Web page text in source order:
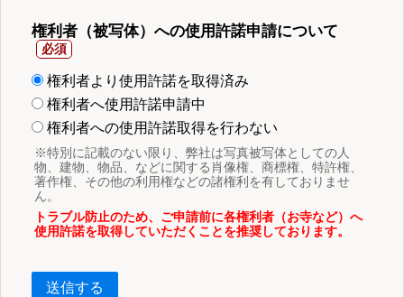
権利者（被写体）への使用許諾申請について
権利者より使用許諾を取得済み
権利者へ使用許諾申請中
権利者への使用許諾取得を行わない
※特別に記載のない限り、弊社は写真被写体としての人
物、建物、物品、などに関する肖像権、商標権、特許権、
著作権、その他の利用権などの諸権利を有しておりませ
ん。
トラブル防止のため、ご申請前に各権利者（お寺など）へ
使用許諾を取得していただくことを推奨しております。
送信する